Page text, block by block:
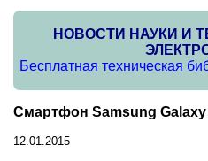
НОВОСТИ НАУКИ И
Бесплатная техническая
Смартфон Samsung Galaxy
12.01.2015